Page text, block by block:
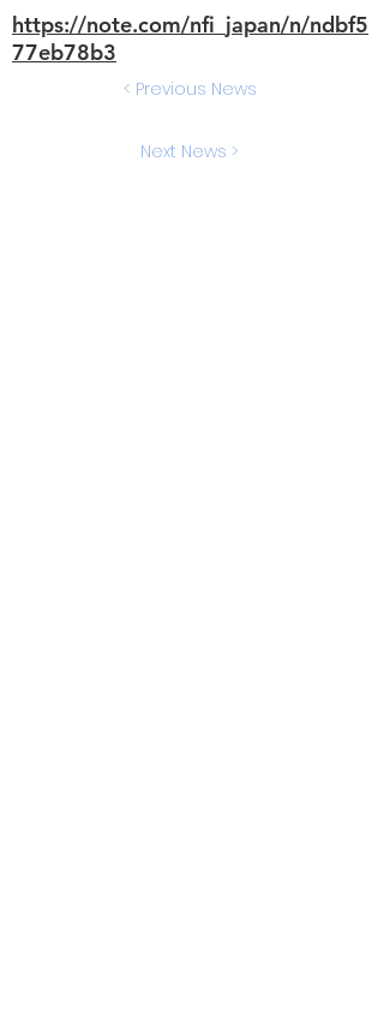
https://note.com/nfi_japan/n/ndbf5
77eb78b3
< Previous News
Next News >